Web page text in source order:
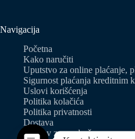
Navigacija
Početna
Kako naručiti
Uputstvo za online plaćanje,
Sigurnost plaćanja kreditnim
Uslovi korišćenja
Politika kolačića
Politika privatnosti
Dostava
Zahtjev za predračun